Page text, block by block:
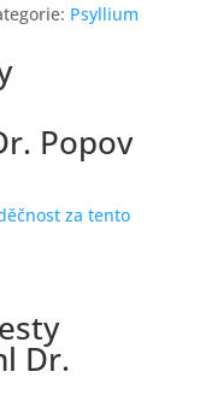
Psyllium
Popov
za tento
Dr.